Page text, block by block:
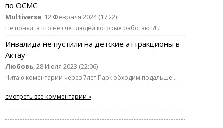
по ОСМС
Multiverse, 12 Февраля 2024 (17:22)
Не понял, а что не счёт людей которые работают?!..
Инвалида не пустили на детские аттракционы в
Актау
Любовь, 28 Июля 2023 (22:06)
Читаю коментарии через 7лет.Парк обходим подальше ..
смотреть все комментарии »